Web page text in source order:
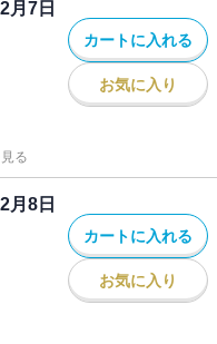
月7日
カートに入れる
お気に入り
る
月8日
カートに入れる
お気に入り